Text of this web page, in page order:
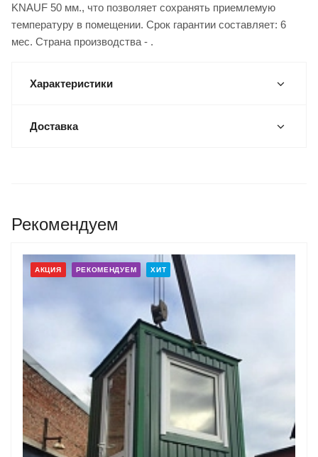
KNAUF 50 мм., что позволяет сохранять приемлемую
температуру в помещении. Срок гарантии составляет: 6
мес. Страна производства - .
Характеристики
Доставка
Рекомендуем
АКЦИЯ РЕКОМЕНДУЕМ ХИТ